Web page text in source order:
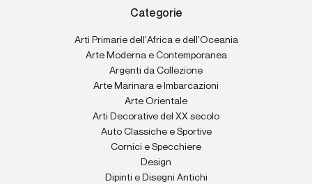
Categorie
Arti Primarie dell'Africa e dell'Oceania
Arte Moderna e Contemporanea
Argenti da Collezione
Arte Marinara e Imbarcazioni
Arte Orientale
Arti Decorative del XX secolo
Auto Classiche e Sportive
Cornici e Specchiere
Design
Dipinti e Disegni Antichi